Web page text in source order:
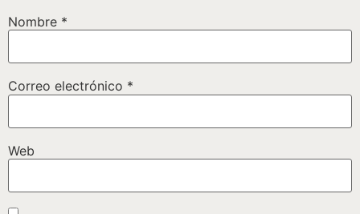
Nombre *
Correo electrónico *
Web